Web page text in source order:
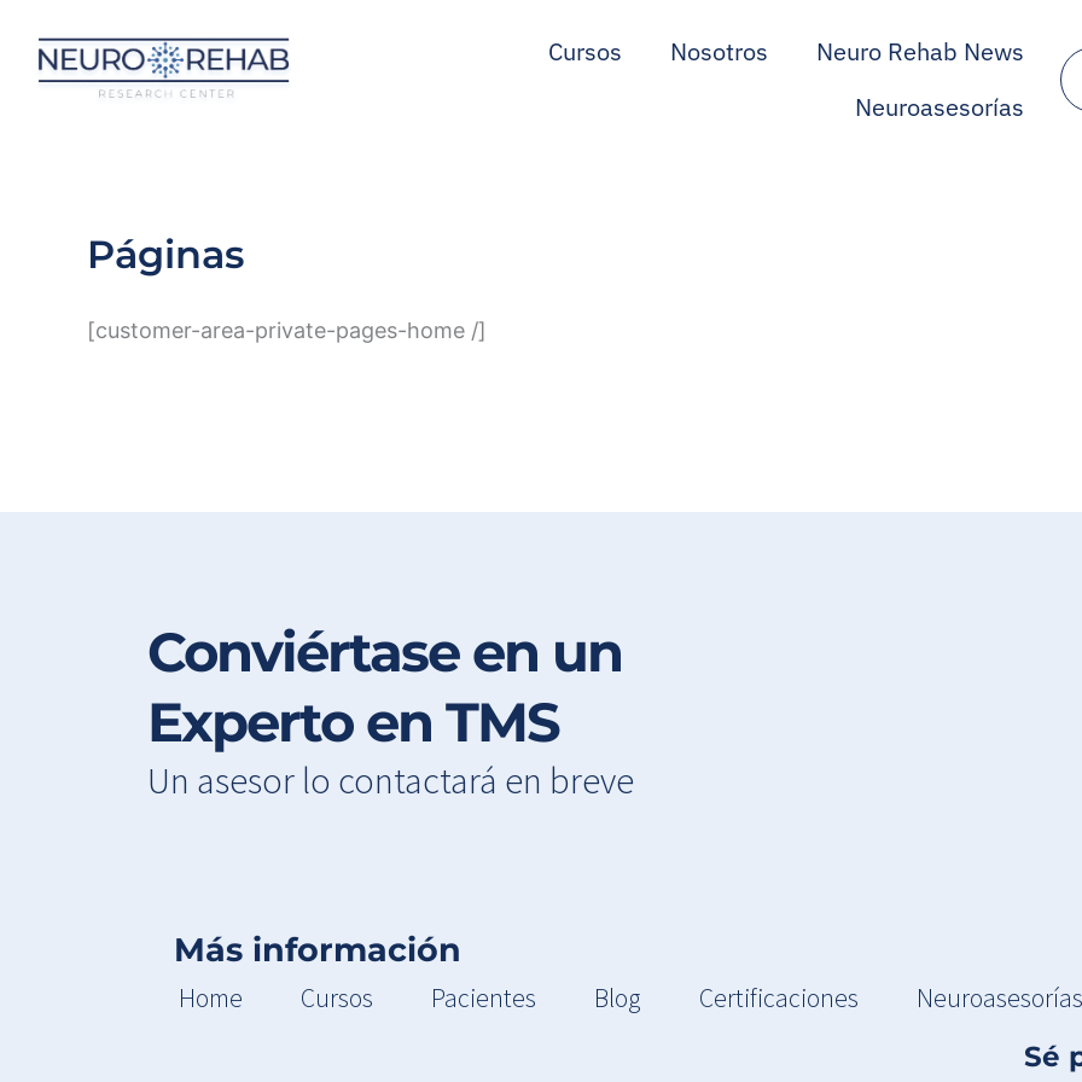
contenido
Cursos Nosotros
Neuro Rehab News
Neuroasesorías
Páginas
[customer-area-private-pages-home /]
Conviértase en un
Experto en TMS
Un asesor lo contactará en breve
Más información
Home Cursos Pacientes Blog Certificaciones Neuroasesorías
Sé